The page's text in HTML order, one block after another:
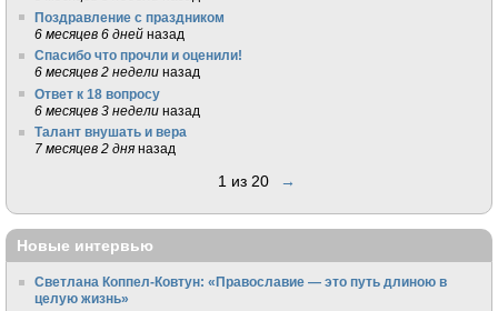
Поздравление с праздником
6 месяцев 6 дней назад
Спасибо что прочли и оценили!
6 месяцев 2 недели назад
Ответ к 18 вопросу
6 месяцев 3 недели назад
Талант внушать и вера
7 месяцев 2 дня назад
1 из 20 →
Новые интервью
Светлана Коппел-Ковтун: «Православие — это путь длиною в
целую жизнь»